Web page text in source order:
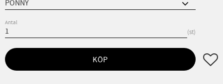
Antal
st
KÖP Lägg